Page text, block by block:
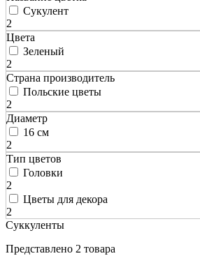
Сукулент
2
Цвета
Зеленый
2
Страна производитель
Польские цветы
2
Диаметр
16 см
2
Тип цветов
Головки
2
Цветы для декора
2
Суккуленты
Представлено 2 товара